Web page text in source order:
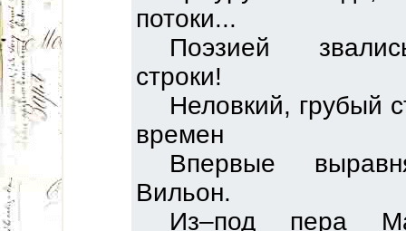
потоки...
Поэзией
строки!
Неловкий, грубый
времен
Впервые
Вильон.
Из–под пера